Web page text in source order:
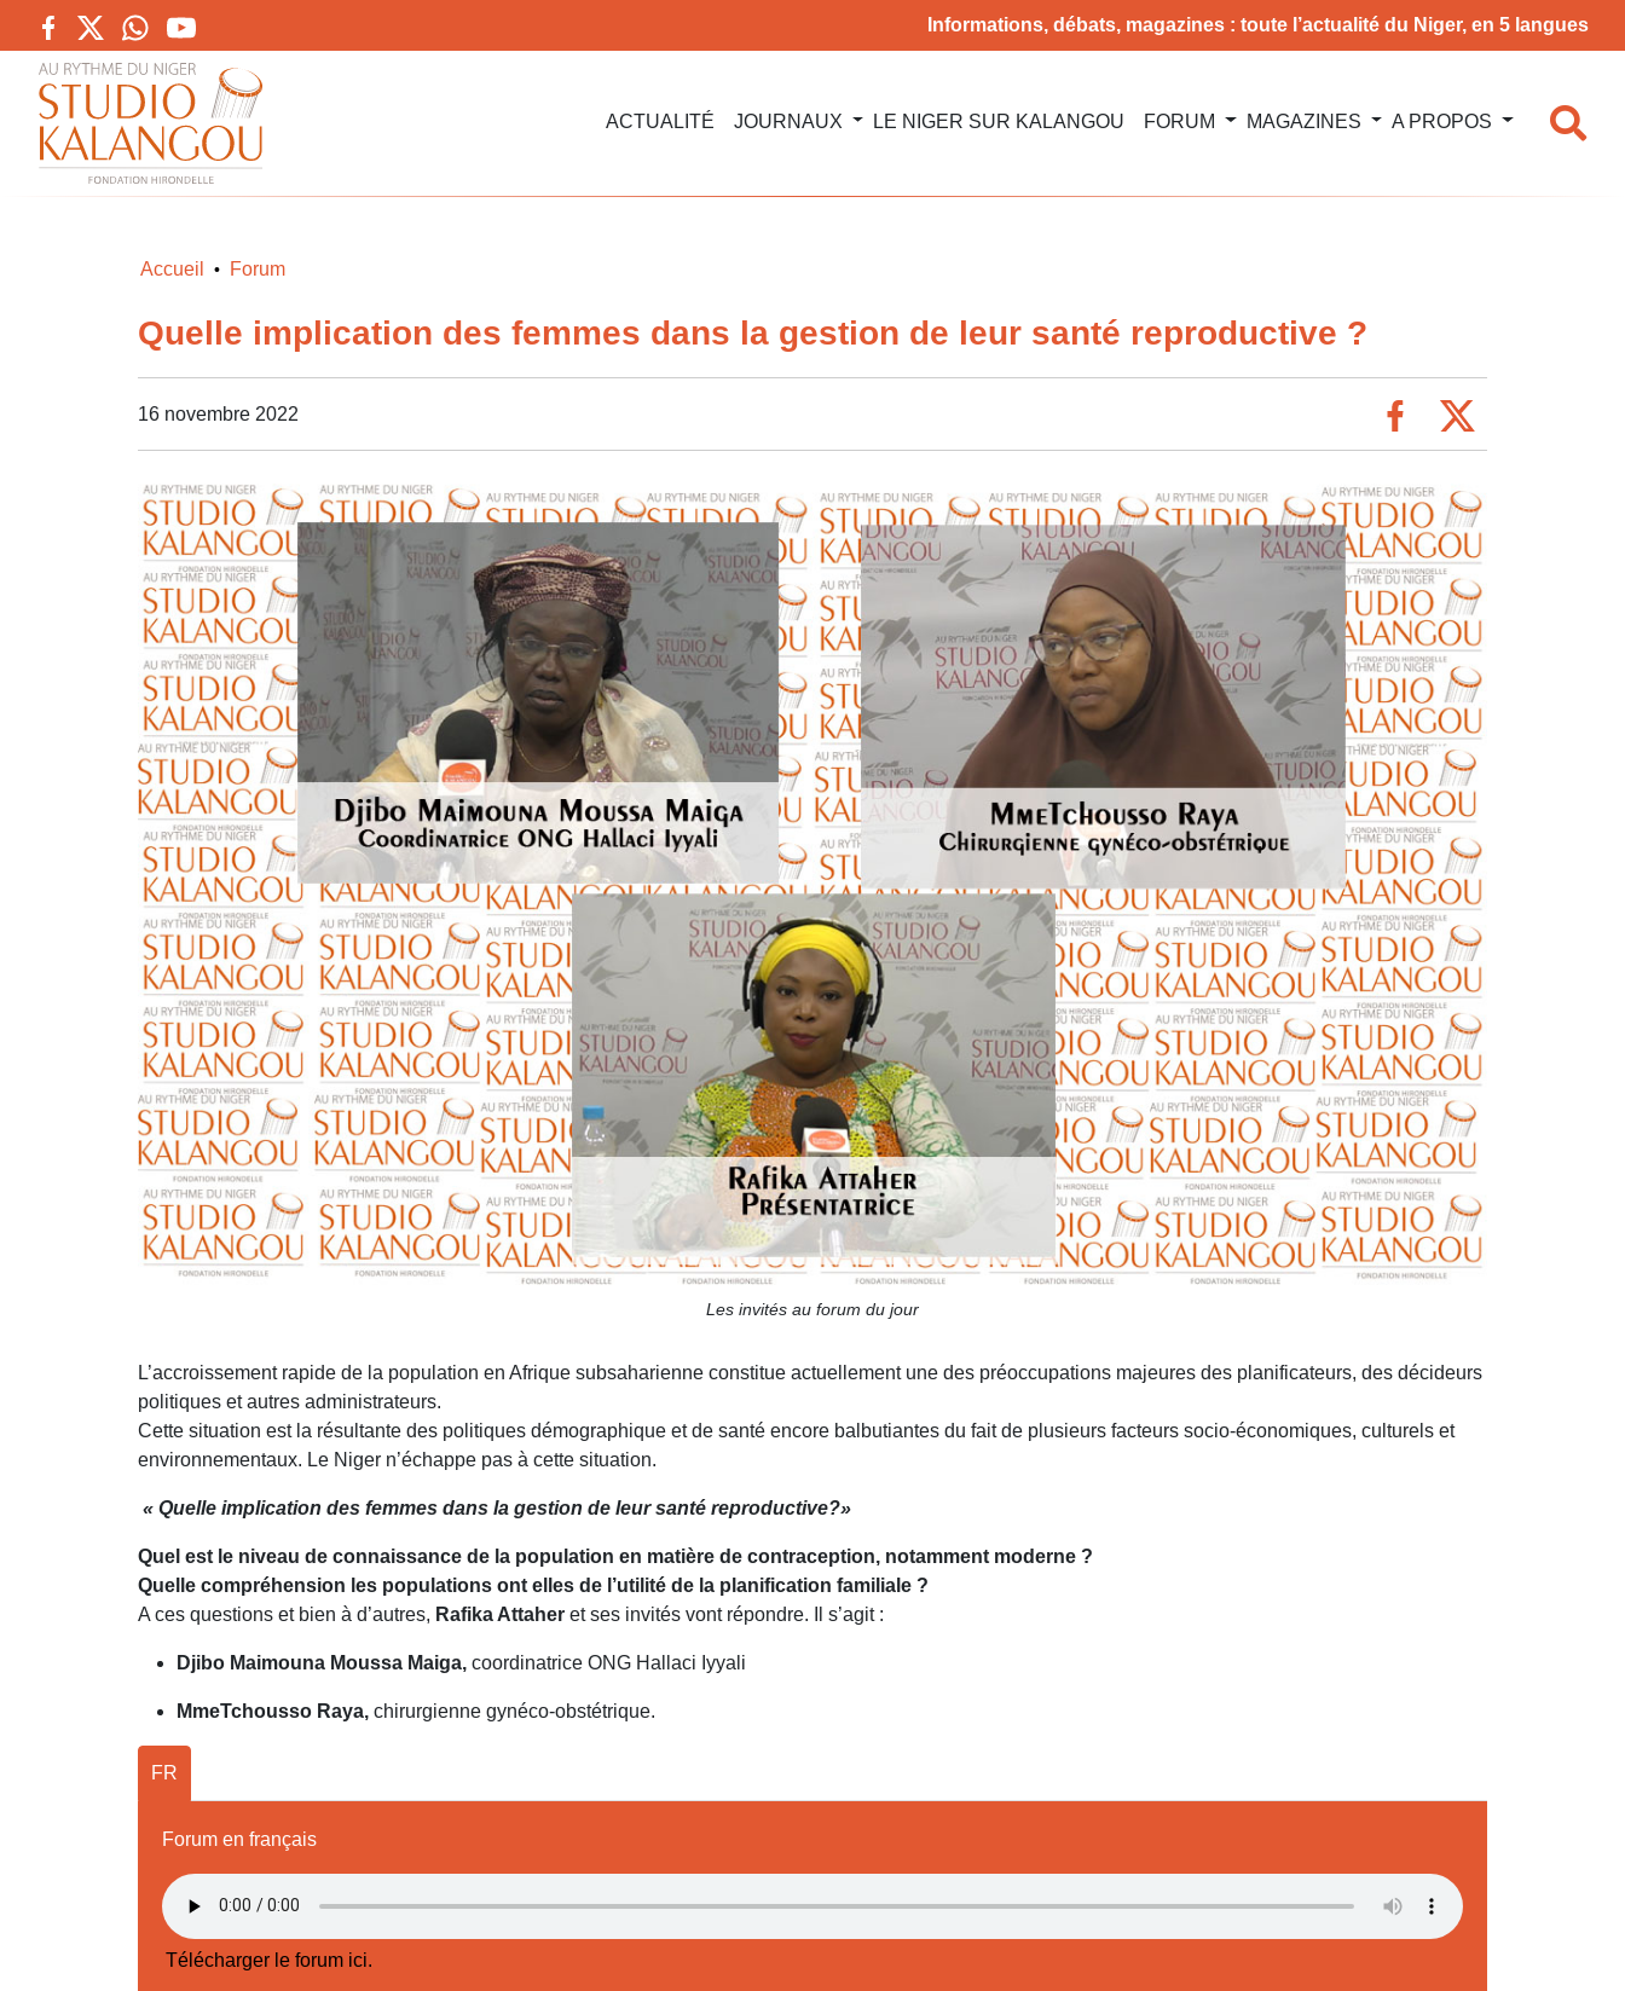
Informations, débats, magazines : toute l’actualité du Niger, en 5 langues
ACTUALITÉ JOURNAUX LE NIGER SUR KALANGOU FORUM MAGAZINES A PROPOS
Accueil • Forum
Quelle implication des femmes dans la gestion de leur santé reproductive ?
16 novembre 2022
Les invités au forum du jour
L’accroissement rapide de la population en Afrique subsaharienne constitue actuellement une des préoccupations majeures des planificateurs, des décideurs
politiques et autres administrateurs.
Cette situation est la résultante des politiques démographique et de santé encore balbutiantes du fait de plusieurs facteurs socio-économiques, culturels et
environnementaux. Le Niger n’échappe pas à cette situation.
« Quelle implication des femmes dans la gestion de leur santé reproductive?»
Quel est le niveau de connaissance de la population en matière de contraception, notamment moderne ?
Quelle compréhension les populations ont elles de l’utilité de la planification familiale ?
A ces questions et bien à d’autres, Rafika Attaher et ses invités vont répondre. Il s’agit :
Djibo Maimouna Moussa Maiga, coordinatrice ONG Hallaci Iyyali
MmeTchousso Raya, chirurgienne gynéco-obstétrique.
FR
Forum en français
Télécharger le forum ici.